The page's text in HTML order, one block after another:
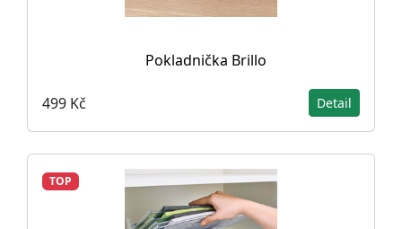
Pokladnička Brillo
499 Kč Detail
TOP